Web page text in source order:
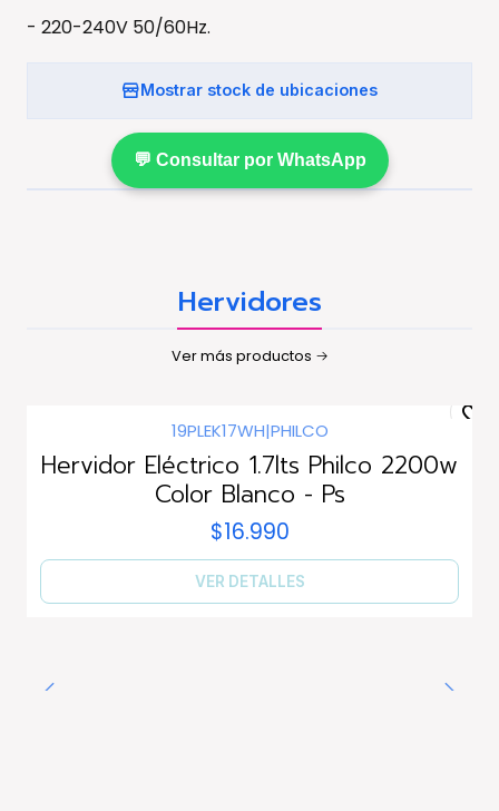
- 220-240V 50/60Hz.
Mostrar stock de ubicaciones
💬 Consultar por WhatsApp
Hervidores
Ver más productos
19PLEK17WH|PHILCO
Hervidor Eléctrico 1.7lts Philco 2200w
Color Blanco - Ps
$16.990
VER DETALLES